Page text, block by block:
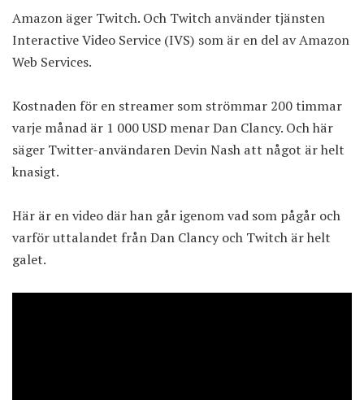
Amazon äger Twitch. Och Twitch använder tjänsten
Interactive Video Service (IVS) som är en del av Amazon
Web Services.
Kostnaden för en streamer som strömmar 200 timmar
varje månad är 1 000 USD menar Dan Clancy. Och här
säger Twitter-användaren Devin Nash att något är helt
knasigt.
Här är en video där han går igenom vad som pågår och
varför uttalandet från Dan Clancy och Twitch är helt
galet.